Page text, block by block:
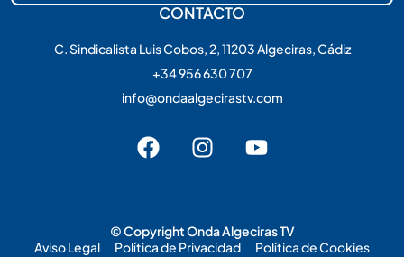
CONTACTO
C. Sindicalista Luis Cobos, 2, 11203 Algeciras, Cádiz
+34 956 630 707
info@ondaalgecirastv.com
© Copyright Onda Algeciras TV
Aviso Legal
Política de Privacidad
Política de Cookies